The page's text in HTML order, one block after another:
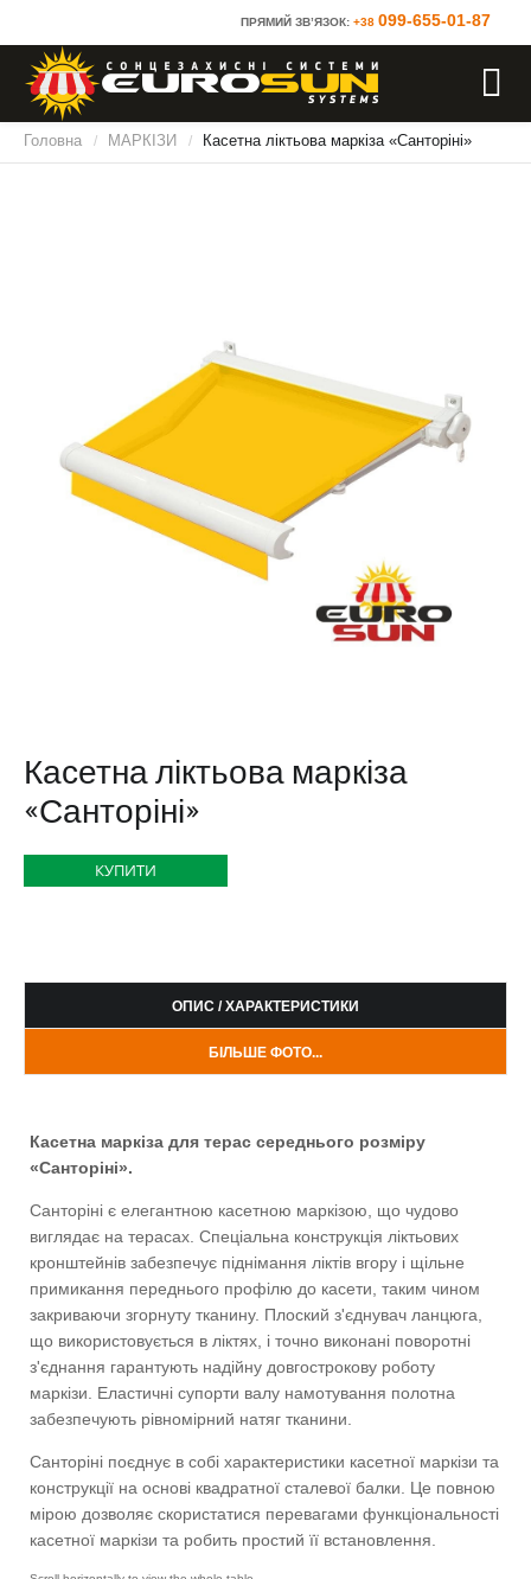
ПРЯМИЙ ЗВ’ЯЗОК: +38 099-655-01-87
Головна / МАРКІЗИ / Касетна ліктьова маркіза «Санторіні»
Касетна ліктьова маркіза
«Санторіні»
КУПИТИ
ОПИС / ХАРАКТЕРИСТИКИ
БІЛЬШЕ ФОТО...
Касетна маркіза для терас середнього розміру
«Санторіні».
Санторіні є елегантною касетною маркізою, що чудово
виглядає на терасах. Спеціальна конструкція ліктьових
кронштейнів забезпечує піднімання ліктів вгору і щільне
примикання переднього профілю до касети, таким чином
закриваючи згорнуту тканину. Плоский з'єднувач ланцюга,
що використовується в ліктях, і точно виконані поворотні
з'єднання гарантують надійну довгострокову роботу
маркізи. Еластичні супорти валу намотування полотна
забезпечують рівномірний натяг тканини.
Санторіні поєднує в собі характеристики касетної маркізи та
конструкції на основі квадратної сталевої балки. Це повною
мірою дозволяє скористатися перевагами функціональності
касетної маркізи та робить простий її встановлення.